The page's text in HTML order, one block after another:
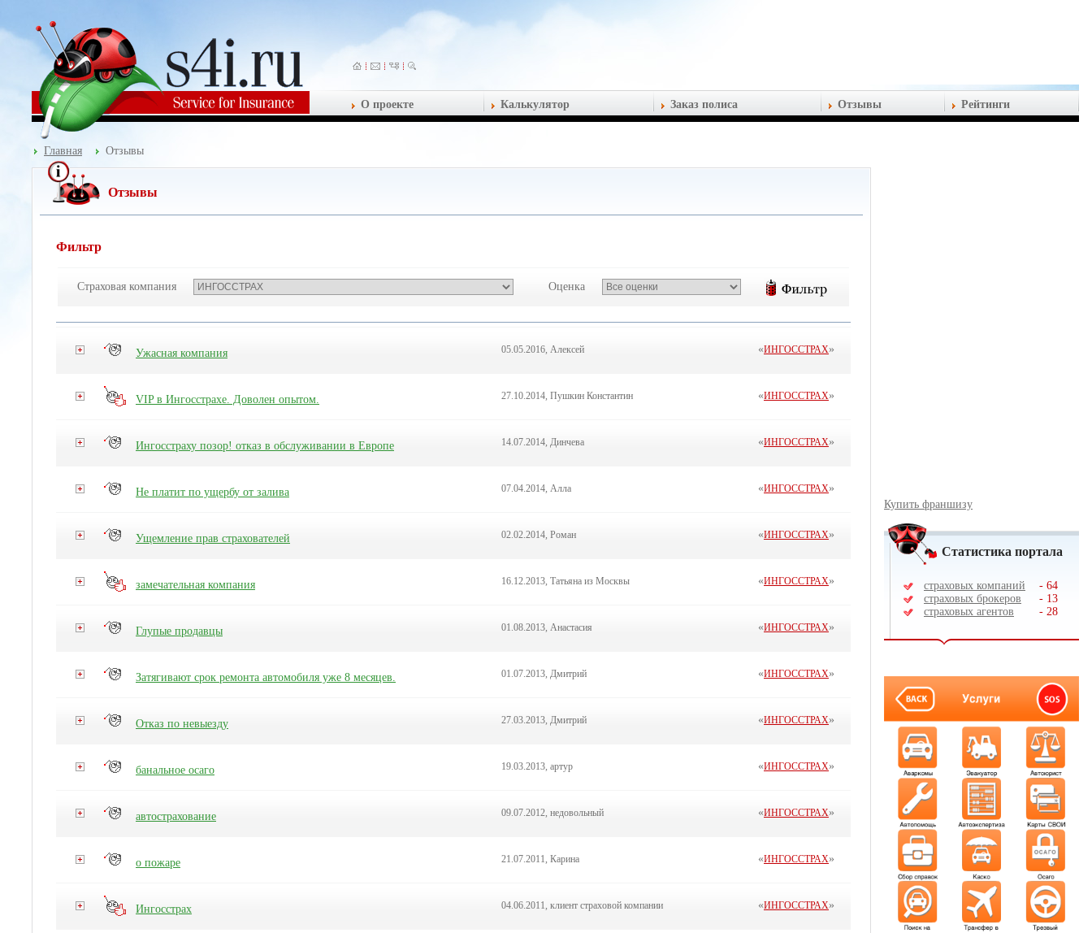
О проекте Калькулятор Заказ полиса Отзывы Рейтинги
Главная Отзывы
Отзывы
Фильтр
Страховая компания Оценка
Ужасная компания 05.05.2016, Алексей «ИНГОССТРАХ»
VIP в Ингосстрахе. Доволен опытом. 27.10.2014, Пушкин Константин «ИНГОССТРАХ»
Ингосстраху позор! отказ в обслуживании в Европе 14.07.2014, Динчева «ИНГОССТРАХ»
Не платит по ущербу от залива 07.04.2014, Алла «ИНГОССТРАХ»
Ущемление прав страхователей 02.02.2014, Роман «ИНГОССТРАХ»
замечательная компания 16.12.2013, Татьяна из Москвы «ИНГОССТРАХ»
Глупые продавцы 01.08.2013, Анастасия «ИНГОССТРАХ»
Затягивают срок ремонта автомобиля уже 8 месяцев. 01.07.2013, Дмитрий «ИНГОССТРАХ»
Отказ по невыезду 27.03.2013, Дмитрий «ИНГОССТРАХ»
банальное осаго 19.03.2013, артур «ИНГОССТРАХ»
автострахование 09.07.2012, недовольный «ИНГОССТРАХ»
о пожаре 21.07.2011, Карина «ИНГОССТРАХ»
Ингосстрах 04.06.2011, клиент страховой компании «ИНГОССТРАХ»
Купить франшизу
Статистика портала
страховых компаний - 64
страховых брокеров
- 13
страховых агентов
- 28